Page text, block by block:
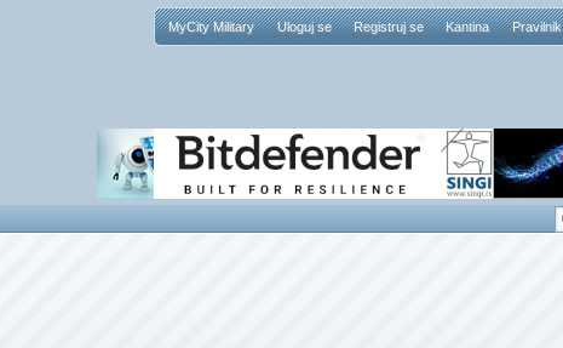
MyCity Military Uloguj se Registruj se Kantina Pravilnik